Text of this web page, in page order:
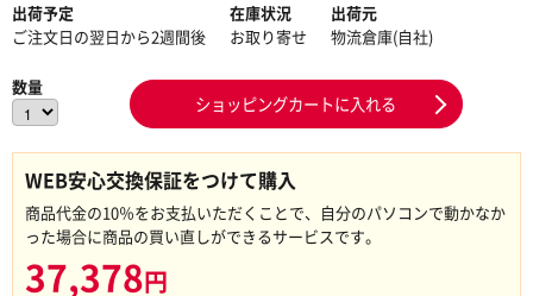
出荷予定
ご注文日の翌日から2週間後
在庫状況
お取り寄せ
出荷元
物流倉庫(自社)
数量
ショッピングカートに入れる
WEB安心交換保証をつけて購入
商品代金の10％をお支払いただくことで、自分のパソコンで動かなか
った場合に商品の買い直しができるサービスです。
37,378円